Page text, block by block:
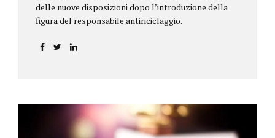
delle nuove disposizioni dopo l’introduzione della
figura del responsabile antiriciclaggio.